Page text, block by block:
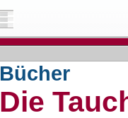
Bücher
Die